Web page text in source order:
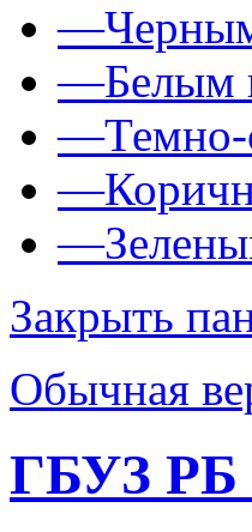
—
—Белым
—
—
—
Закрыть
Обычная
ГБУЗ РБ